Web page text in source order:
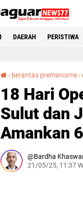
DAERAH PERISTIWA
› berantas premanisme ›
18 Hari
Sulut dan
Amankan
Bardha
21/05/25, 11:37